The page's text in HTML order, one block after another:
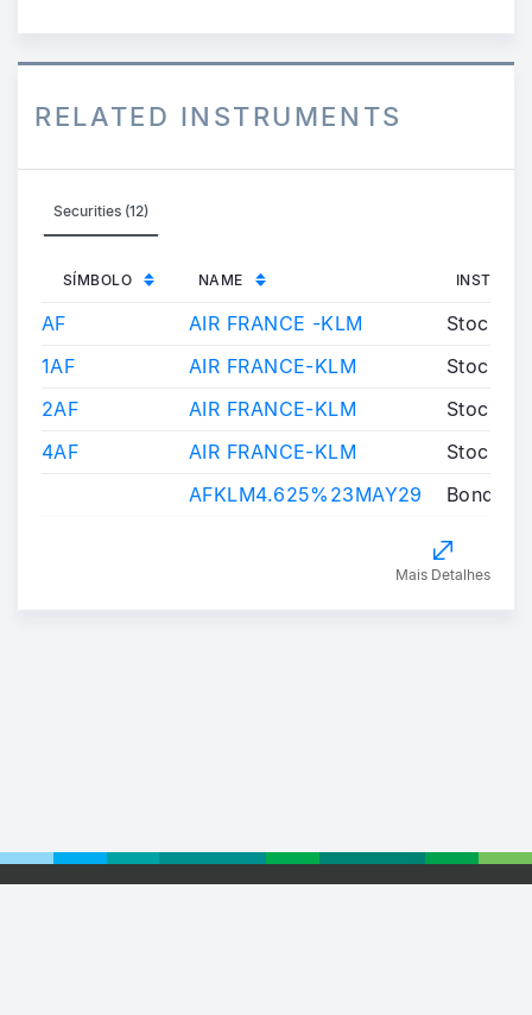
RELATED INSTRUMENTS
Securities (12)
SÍMBOLO NAME
AF AIR FRANCE -KLM
Stock
1AF
AIR FRANCE-KLM
Stock
2AF
AIR FRANCE-KLM
Stock
4AF
AIR FRANCE-KLM
Stock
AFKLM4.625%23MAY29
Bond
Mais Detalhes